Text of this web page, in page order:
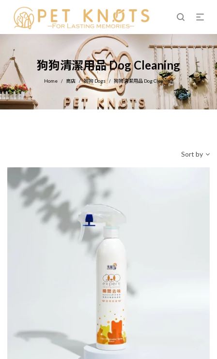
狗狗清潔用品 Dog Cleaning
Home / 商店 / 狗狗 Dogs / 狗狗清潔用品 Dog Cleaning
Sort by